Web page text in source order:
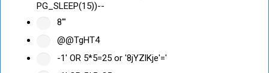
PG_SLEEP(15))--
8'"
@@TgHT4
-1' OR 5*5=25 or '8jYZlKje'='